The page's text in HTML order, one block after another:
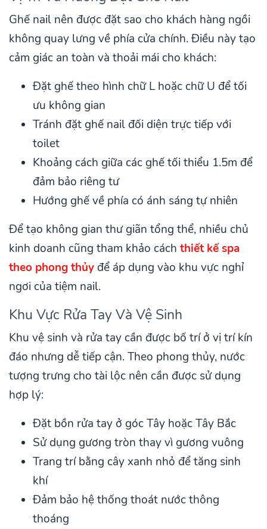
Ghế nail nên được đặt sao cho khách hàng ngồi
không quay lưng về phía cửa chính. Điều này tạo
cảm giác an toàn và thoải mái cho khách:
Đặt ghế theo hình chữ L hoặc chữ U để tối
ưu không gian
Tránh đặt ghế nail đối diện trực tiếp với
toilet
Khoảng cách giữa các ghế tối thiểu 1.5m để
đảm bảo riêng tư
Hướng ghế về phía có ánh sáng tự nhiên
Để tạo không gian thư giãn tổng thể, nhiều chủ
kinh doanh cũng tham khảo cách thiết kế spa
theo phong thủy để áp dụng vào khu vực nghỉ
ngơi của tiệm nail.
Khu Vực Rửa Tay Và Vệ Sinh
Khu vệ sinh và rửa tay cần được bố trí ở vị trí kín
đáo nhưng dễ tiếp cận. Theo phong thủy, nước
tượng trưng cho tài lộc nên cần được sử dụng
hợp lý:
Đặt bồn rửa tay ở góc Tây hoặc Tây Bắc
Sử dụng gương tròn thay vì gương vuông
Trang trí bằng cây xanh nhỏ để tăng sinh
khí
Đảm bảo hệ thống thoát nước thông
thoáng